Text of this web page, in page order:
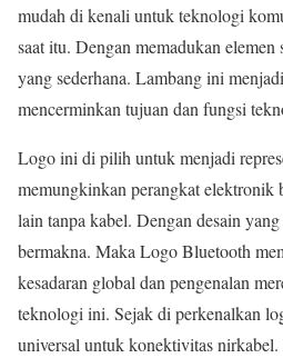
mudah di kenali untuk teknologi
saat itu. Dengan memadukan elemen
yang sederhana. Lambang ini
mencerminkan tujuan dan fungsi
Logo ini di pilih untuk menjadi
memungkinkan perangkat elektronik
lain tanpa kabel. Dengan desain
bermakna. Maka Logo Bluetooth
kesadaran global dan pengenalan
teknologi ini. Sejak di perkenalkan
universal untuk konektivitas